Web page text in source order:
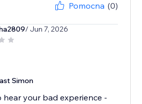
Pomocna (0)
/ Jun 7, 2026
Simon
hear your bad experience -